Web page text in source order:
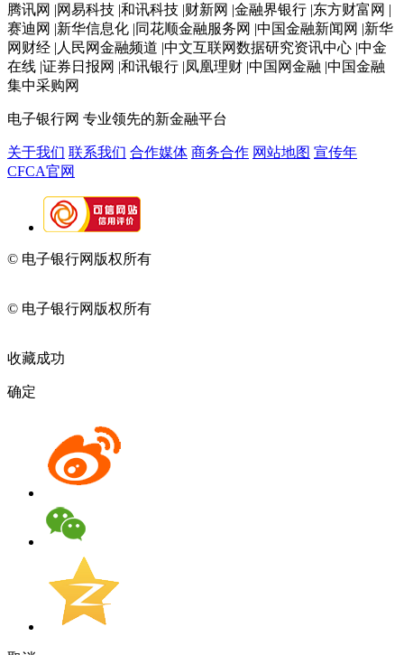
腾讯网 |网易科技 |和讯科技 |财新网 |金融界银行 |东方财富网 |
赛迪网 |新华信息化 |同花顺金融服务网 |中国金融新闻网 |新华
网财经 |人民网金融频道 |中文互联网数据研究资讯中心 |中金
在线 |证券日报网 |和讯银行 |凤凰理财 |中国网金融 |中国金融
集中采购网
电子银行网 专业领先的新金融平台
关于我们 联系我们 合作媒体 商务合作 网站地图 宣传年
CFCA官网
© 电子银行网版权所有
© 电子银行网版权所有
收藏成功
确定